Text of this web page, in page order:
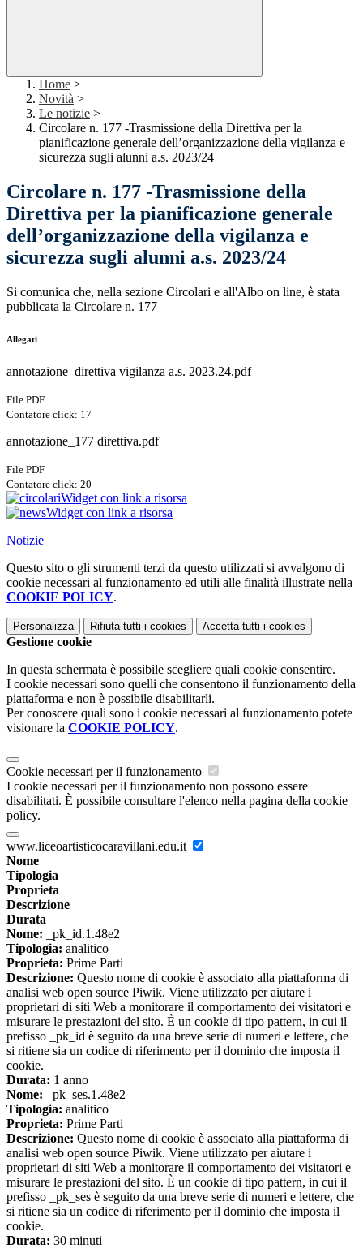
Home >
Novità >
Le notizie >
Circolare n. 177 -Trasmissione della Direttiva per la
pianificazione generale dell’organizzazione della vigilanza e
sicurezza sugli alunni a.s. 2023/24
Circolare n. 177 -Trasmissione della
Direttiva per la pianificazione generale
dell’organizzazione della vigilanza e
sicurezza sugli alunni a.s. 2023/24
Si comunica che, nella sezione Circolari e all'Albo on line, è stata
pubblicata la Circolare n. 177
Allegati
annotazione_direttiva vigilanza a.s. 2023.24.pdf
File PDF
Contatore click: 17
annotazione_177 direttiva.pdf
File PDF
Contatore click: 20
Widget con link a risorsa
Widget con link a risorsa
Notizie
Questo sito o gli strumenti terzi da questo utilizzati si avvalgono di
cookie necessari al funzionamento ed utili alle finalità illustrate nella
COOKIE POLICY.
Personalizza Rifiuta tutti i cookies Accetta tutti i cookies
Gestione cookie
In questa schermata è possibile scegliere quali cookie consentire.
I cookie necessari sono quelli che consentono il funzionamento della
piattaforma e non è possibile disabilitarli.
Per conoscere quali sono i cookie necessari al funzionamento potete
visionare la COOKIE POLICY.
Cookie necessari per il funzionamento
I cookie necessari per il funzionamento non possono essere
disabilitati. È possibile consultare l'elenco nella pagina della cookie
policy.
www.liceoartisticocaravillani.edu.it
Nome
Tipologia
Proprieta
Descrizione
Durata
Nome: _pk_id.1.48e2
Tipologia: analitico
Proprieta: Prime Parti
Descrizione: Questo nome di cookie è associato alla piattaforma di
analisi web open source Piwik. Viene utilizzato per aiutare i
proprietari di siti Web a monitorare il comportamento dei visitatori e
misurare le prestazioni del sito. È un cookie di tipo pattern, in cui il
prefisso _pk_id è seguito da una breve serie di numeri e lettere, che
si ritiene sia un codice di riferimento per il dominio che imposta il
cookie.
Durata: 1 anno
Nome: _pk_ses.1.48e2
Tipologia: analitico
Proprieta: Prime Parti
Descrizione: Questo nome di cookie è associato alla piattaforma di
analisi web open source Piwik. Viene utilizzato per aiutare i
proprietari di siti Web a monitorare il comportamento dei visitatori e
misurare le prestazioni del sito. È un cookie di tipo pattern, in cui il
prefisso _pk_ses è seguito da una breve serie di numeri e lettere, che
si ritiene sia un codice di riferimento per il dominio che imposta il
cookie.
Durata: 30 minuti